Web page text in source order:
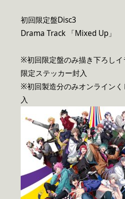
初回限定盤Disc3
Drama Track 「Mixed Up」
※初回限定盤のみ描き下ろしイ
限定ステッカー封入
※初回製造分のみオンライン
入